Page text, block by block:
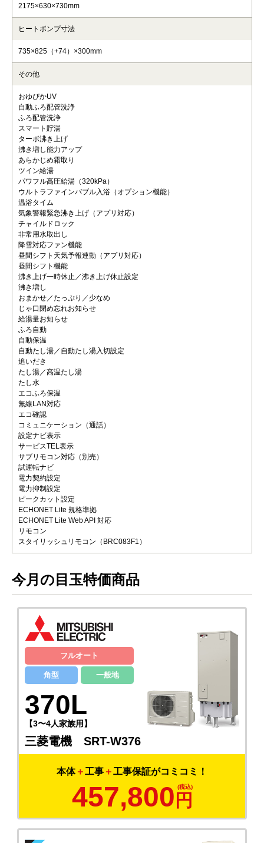
2175×630×730mm
ヒートポンプ寸法
735×825（+74）×300mm
その他
おゆぴかUV
自動ふろ配管洗浄
ふろ配管洗浄
スマート貯湯
ターボ沸き上げ
沸き増し能力アップ
あらかじめ霜取り
ツイン給湯
パワフル高圧給湯（320kPa）
ウルトラファインバブル入浴（オプション機能）
温浴タイム
気象警報緊急沸き上げ（アプリ対応）
チャイルドロック
非常用水取出し
降雪対応ファン機能
昼間シフト天気予報連動（アプリ対応）
昼間シフト機能
沸き上げ一時休止／沸き上げ休止設定
沸き増し
おまかせ／たっぷり／少なめ
じゃ口閉め忘れお知らせ
給湯量お知らせ
ふろ自動
自動保温
自動たし湯／自動たし湯入切設定
追いだき
たし湯／高温たし湯
たし水
エコふろ保温
無線LAN対応
エコ確認
コミュニケーション（通話）
設定ナビ表示
サービスTEL表示
サブリモコン対応（別売）
試運転ナビ
電力契約設定
電力抑制設定
ピークカット設定
ECHONET Lite 規格準拠
ECHONET Lite Web API 対応
リモコン
スタイリッシュリモコン（BRC083F1）
今月の目玉特価商品
フルオート
角型 一般地
370L
【3〜4人家族用】
三菱電機 SRT-W376
本体＋工事 ＋工事保証がコミコミ！
457,800 円